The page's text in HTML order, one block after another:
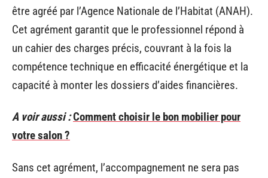
être agréé par l’Agence Nationale de l’Habitat (ANAH).
Cet agrément garantit que le professionnel répond à
un cahier des charges précis, couvrant à la fois la
compétence technique en efficacité énergétique et la
capacité à monter les dossiers d’aides financières.
A voir aussi :Comment choisir le bon mobilier pour
votre salon ?
Sans cet agrément, l’accompagnement ne sera pas